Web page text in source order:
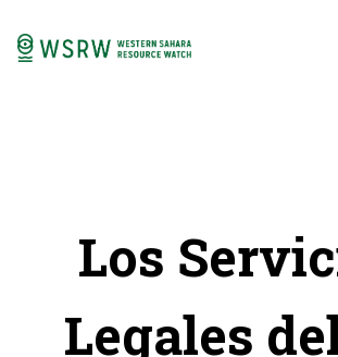
Los
Legales